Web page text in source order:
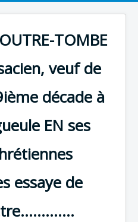
TOMBE
veuf de
décade à
EN ses
essaye de